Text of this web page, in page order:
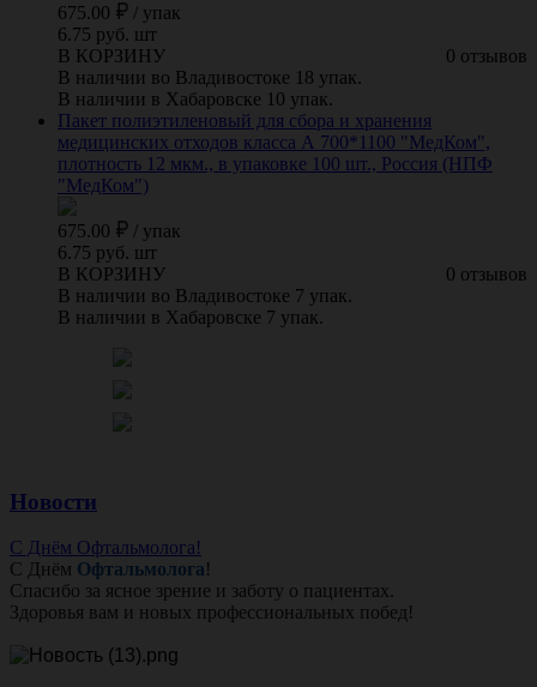
675.00 / упак
6.75 руб. шт
0 отзывов
В КОРЗИНУ
В наличии во Владивостоке 18 упак.
В наличии в Хабаровске 10 упак.
Пакет полиэтиленовый для сбора и хранения
медицинских отходов класса А 700*1100 "МедКом",
плотность 12 мкм., в упаковке 100 шт., Россия (НПФ
"МедКом")
675.00 / упак
6.75 руб. шт
0 отзывов
В КОРЗИНУ
В наличии во Владивостоке 7 упак.
В наличии в Хабаровске 7 упак.
Новости
С Днём Офтальмолога!
С Днём Офтальмолога!
Спасибо за ясное зрение и заботу о пациентах.
Здоровья вам и новых профессиональных побед!